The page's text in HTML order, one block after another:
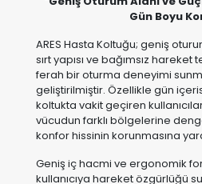
geliştirilmiştir. Özellikle gün
vücudun farklı bölgelerine
konfor hissinin korunmasına
Geniş iç hacmi ve ergonomik
kullanıcıya hareket özgürlüğü
pozisyonlama sistemi ile farklı
uyum sağlar.
Bağımsız Çift Motor